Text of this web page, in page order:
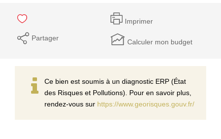
Imprimer
Partager Calculer mon budget
Ce bien est soumis à un diagnostic ERP (État
des Risques et Pollutions). Pour en savoir plus,
rendez-vous sur https://www.georisques.gouv.fr/